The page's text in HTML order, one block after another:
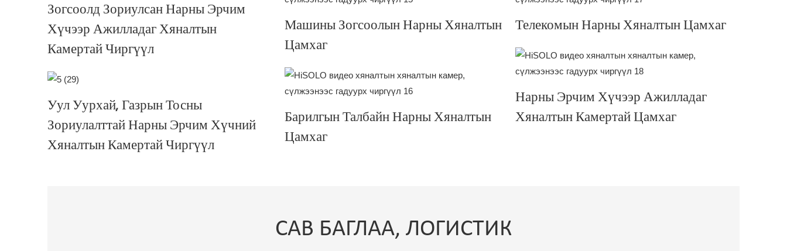
Зогсоолд Зориулсан Нарны Эрчим
Хүчээр Ажилладаг Хяналтын
Камертай Чиргүүл
Уул Уурхай, Газрын Тосны
Зориулалттай Нарны Эрчим Хүчний
Хяналтын Камертай Чиргүүл
Машины Зогсоолын Нарны Хяналтын
Цамхаг
Барилгын Талбайн Нарны Хяналтын
Цамхаг
Телекомын Нарны Хяналтын Цамхаг
Нарны Эрчим Хүчээр Ажилладаг
Хяналтын Камертай Цамхаг
САВ БАГЛАА, ЛОГИСТИК